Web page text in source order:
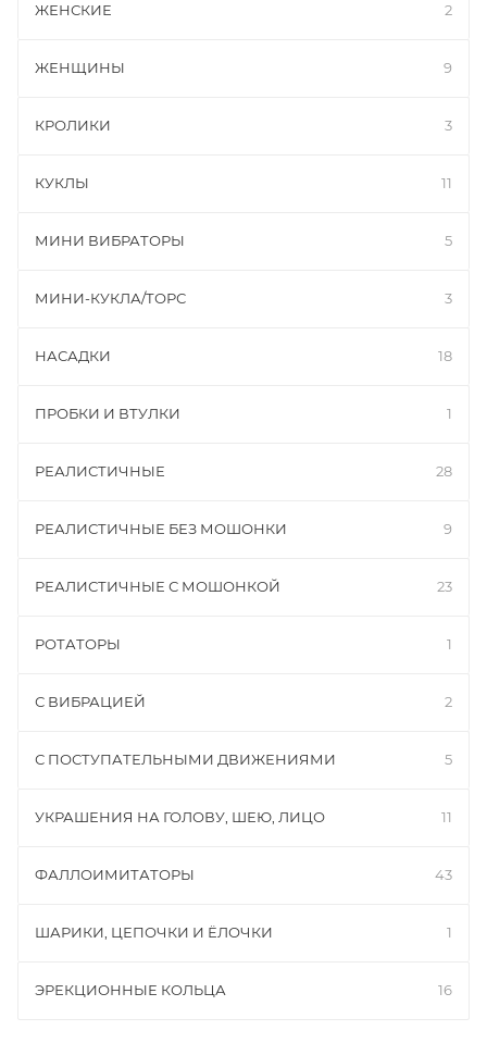
ЖЕНСКИЕ 2
ЖЕНЩИНЫ 9
КРОЛИКИ 3
КУКЛЫ 11
МИНИ ВИБРАТОРЫ 5
МИНИ-КУКЛА/ТОРС 3
НАСАДКИ 18
ПРОБКИ И ВТУЛКИ 1
РЕАЛИСТИЧНЫЕ 28
РЕАЛИСТИЧНЫЕ БЕЗ МОШОНКИ 9
РЕАЛИСТИЧНЫЕ С МОШОНКОЙ 23
РОТАТОРЫ 1
С ВИБРАЦИЕЙ 2
С ПОСТУПАТЕЛЬНЫМИ ДВИЖЕНИЯМИ 5
УКРАШЕНИЯ НА ГОЛОВУ, ШЕЮ, ЛИЦО 11
ФАЛЛОИМИТАТОРЫ 43
ШАРИКИ, ЦЕПОЧКИ И ЁЛОЧКИ 1
ЭРЕКЦИОННЫЕ КОЛЬЦА 16